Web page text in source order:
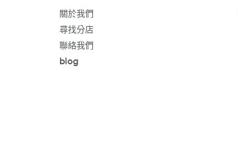
關於我們
尋找分店
聯絡我們
blog